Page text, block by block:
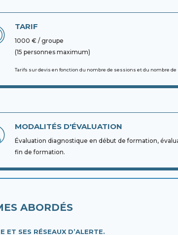
TARIF
1000 € / groupe
(15 personnes maximum)
Tarifs sur devis en fonction du nombre de sessions et du nombre de
MODALITÉS D'ÉVALUATION
Évaluation diagnostique en début de formation,
fin de formation.
ABORDÉS
ET SES RÉSEAUX D’ALERTE.